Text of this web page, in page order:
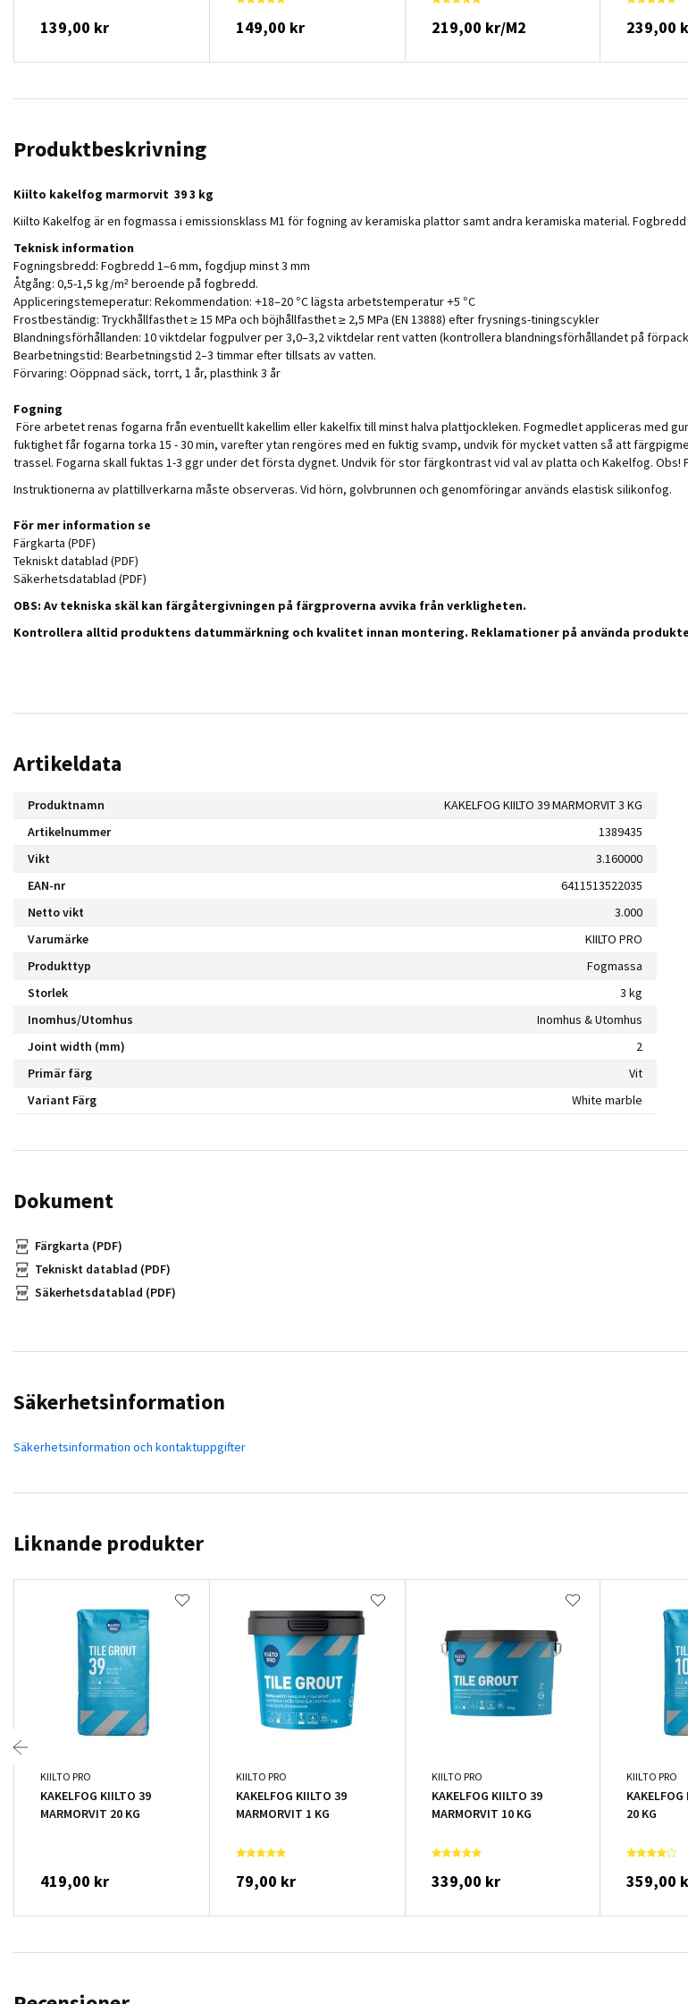
139,00 kr 149,00 kr 219,00 kr/M2 239,00
Produktbeskrivning
Kiilto kakelfog marmorvit 39 3 kg
Kiilto Kakelfog är en fogmassa i emissionsklass M1 för fogning av keramiska plattor samt andra keramiska material. Fogbredd
Teknisk information
Fogningsbredd: Fogbredd 1–6 mm, fogdjup minst 3 mm
Åtgång: 0,5-1,5 kg/m² beroende på fogbredd.
Appliceringstemeperatur: Rekommendation: +18–20 °C lägsta arbetstemperatur +5 °C
Frostbeständig: Tryckhållfasthet ≥ 15 MPa och böjhållfasthet ≥ 2,5 MPa (EN 13888) efter frysnings-tiningscykler
Blandningsförhållanden: 10 viktdelar fogpulver per 3,0–3,2 viktdelar rent vatten (kontrollera blandningsförhållandet på
Bearbetningstid: Bearbetningstid 2–3 timmar efter tillsats av vatten.
Förvaring: Oöppnad säck, torrt, 1 år, plasthink 3 år
Fogning
Före arbetet renas fogarna från eventuellt kakellim eller kakelfix till minst halva plattjockleken. Fogmedlet appliceras med
fuktighet får fogarna torka 15 - 30 min, varefter ytan rengöres med en fuktig svamp, undvik för mycket vatten så att
trassel. Fogarna skall fuktas 1-3 ggr under det första dygnet. Undvik för stor färgkontrast vid val av platta och Kakelfog.
Instruktionerna av plattillverkarna måste observeras. Vid hörn, golvbrunnen och genomföringar används elastisk silikonfog.
För mer information se
Färgkarta (PDF)
Tekniskt datablad (PDF)
Säkerhetsdatablad (PDF)
OBS: Av tekniska skäl kan färgåtergivningen på färgproverna avvika från verkligheten.
Kontrollera alltid produktens datummärkning och kvalitet innan montering. Reklamationer på använda
Artikeldata
Produktnamn
KAKELFOG KIILTO 39 MARMORVIT 3 KG
Artikelnummer
1389435
Vikt
3.160000
EAN-nr
6411513522035
Netto vikt
3.000
Varumärke
KIILTO PRO
Produkttyp
Fogmassa
Storlek
3 kg
Inomhus/Utomhus
Inomhus & Utomhus
Joint width (mm)
2
Primär färg
Vit
Variant Färg
White marble
Dokument
Färgkarta (PDF)
Tekniskt datablad (PDF)
Säkerhetsdatablad (PDF)
Säkerhetsinformation
Säkerhetsinformation och kontaktuppgifter
Liknande produkter
KIILTO PRO
KAKELFOG KIILTO 39
MARMORVIT 20 KG
419,00 kr
KIILTO PRO
KAKELFOG KIILTO 39
MARMORVIT 1 KG
79,00 kr
KIILTO PRO
KAKELFOG KIILTO 39
MARMORVIT 10 KG
339,00 kr
KIILTO PRO
20 KG
359,00